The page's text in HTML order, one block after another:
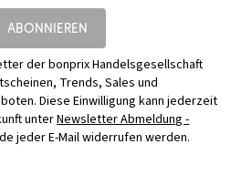
ABONNIEREN
der bonprix Handelsgesellschaft
Trends, Sales und
Diese Einwilligung kann jederzeit
unterNewsletter Abmeldung -
jeder E-Mail widerrufen werden.